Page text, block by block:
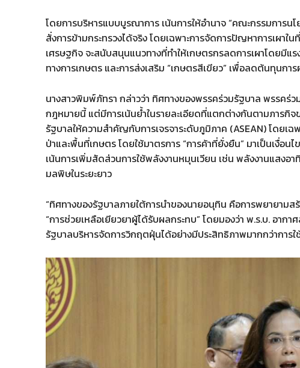
โดยการบริหารแบบบูรณาการ เน้นการให้อำนาจ “คณะกรรมการน
สั่งการข้ามกระทรวงได้จริง โดยเฉพาะการจัดการปัญหาการเผาใ
เศรษฐกิจ จะสนับสนุนแนวทางที่ทำให้เกษตรกรลดการเผาโดยมีแ
ทางการเกษตร และการส่งเสริม “เกษตรสีเขียว” เพื่อลดต้นทุนกา
นางสาวพิมพ์ภัทรา กล่าวว่า ทิศทางของพรรคร่วมรัฐบาล พรรคร่
กฎหมายนี้ แต่มีการเน้นย้ำในรายละเอียดที่แตกต่างกันตามภารกิ
รัฐบาลให้ความสำคัญกับการเจรจาระดับภูมิภาค (ASEAN) โดยเ
ป่าและพื้นที่เกษตร โดยใช้มาตรการ “การค้าที่ยั่งยืน” มาเป็นเงื่อ
เน้นการเพิ่มสัดส่วนการใช้พลังงานหมุนเวียน เช่น พลังงานแสงอ
มลพิษในระยะยาว
“ทิศทางของรัฐบาลภายใต้การนำของนายอนุทิน คือการพยายามส
“การช่วยเหลือเยียวยาผู้ได้รับผลกระทบ” โดยมองว่า พ.ร.บ. อาก
รัฐบาลบริหารจัดการวิกฤตฝุ่นได้อย่างมีประสิทธิภาพมากกว่าการ